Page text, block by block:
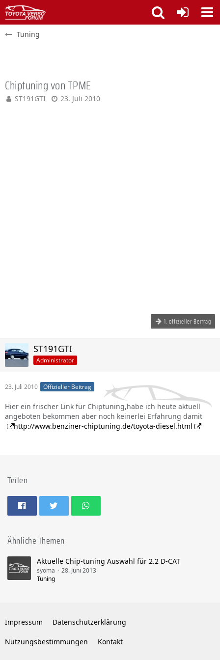
Tuning
Chiptuning von TPME
ST191GTI 23. Juli 2010
1. offizieller Beitrag
ST191GTI
Administrator
23. Juli 2010 Offizieller Beitrag
Hier ein frischer Link für Chiptuning,habe ich heute aktuell
angeboten bekommen aber noch keinerlei Erfahrung damit
http://www.benziner-chiptuning.de/toyota-diesel.html
Teilen
Ähnliche Themen
Aktuelle Chip-tuning Auswahl für 2.2 D-CAT
syoma
28. Juni 2013
Tuning
Impressum Datenschutzerklärung
Nutzungsbestimmungen Kontakt